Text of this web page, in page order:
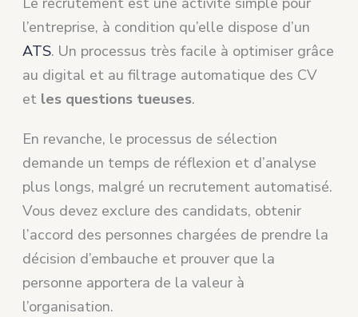
l’entreprise, à condition qu’elle dispose d’un
ATS. Un processus très facile à optimiser grâce
au digital et au filtrage automatique des CV
et les questions tueuses.
En revanche, le processus de sélection
demande un temps de réflexion et d’analyse
plus longs, malgré un recrutement automatisé.
Vous devez exclure des candidats, obtenir
l’accord des personnes chargées de prendre la
décision d’embauche et prouver que la
personne apportera de la valeur à
l’organisation.